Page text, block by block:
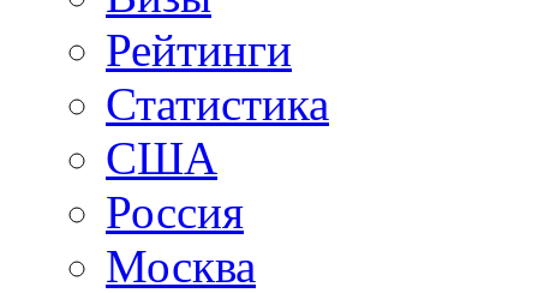
Рейтинги
Статистика
США
Россия
Москва